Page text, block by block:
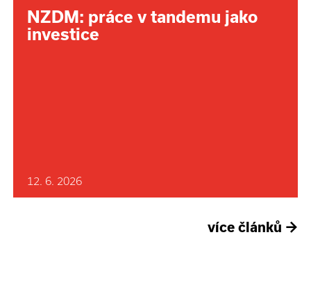
NZDM: práce v tandemu jako
investice
12. 6. 2026
více článků →